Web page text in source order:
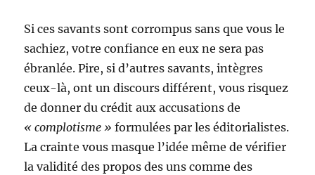
Si ces savants sont corrompus sans que vous le
sachiez, votre confiance en eux ne sera pas
ébranlée. Pire, si d’autres savants, intègres
ceux-là, ont un discours différent, vous risquez
de donner du crédit aux accusations de
« complotisme » formulées par les éditorialistes.
La crainte vous masque l’idée même de vérifier
la validité des propos des uns comme des